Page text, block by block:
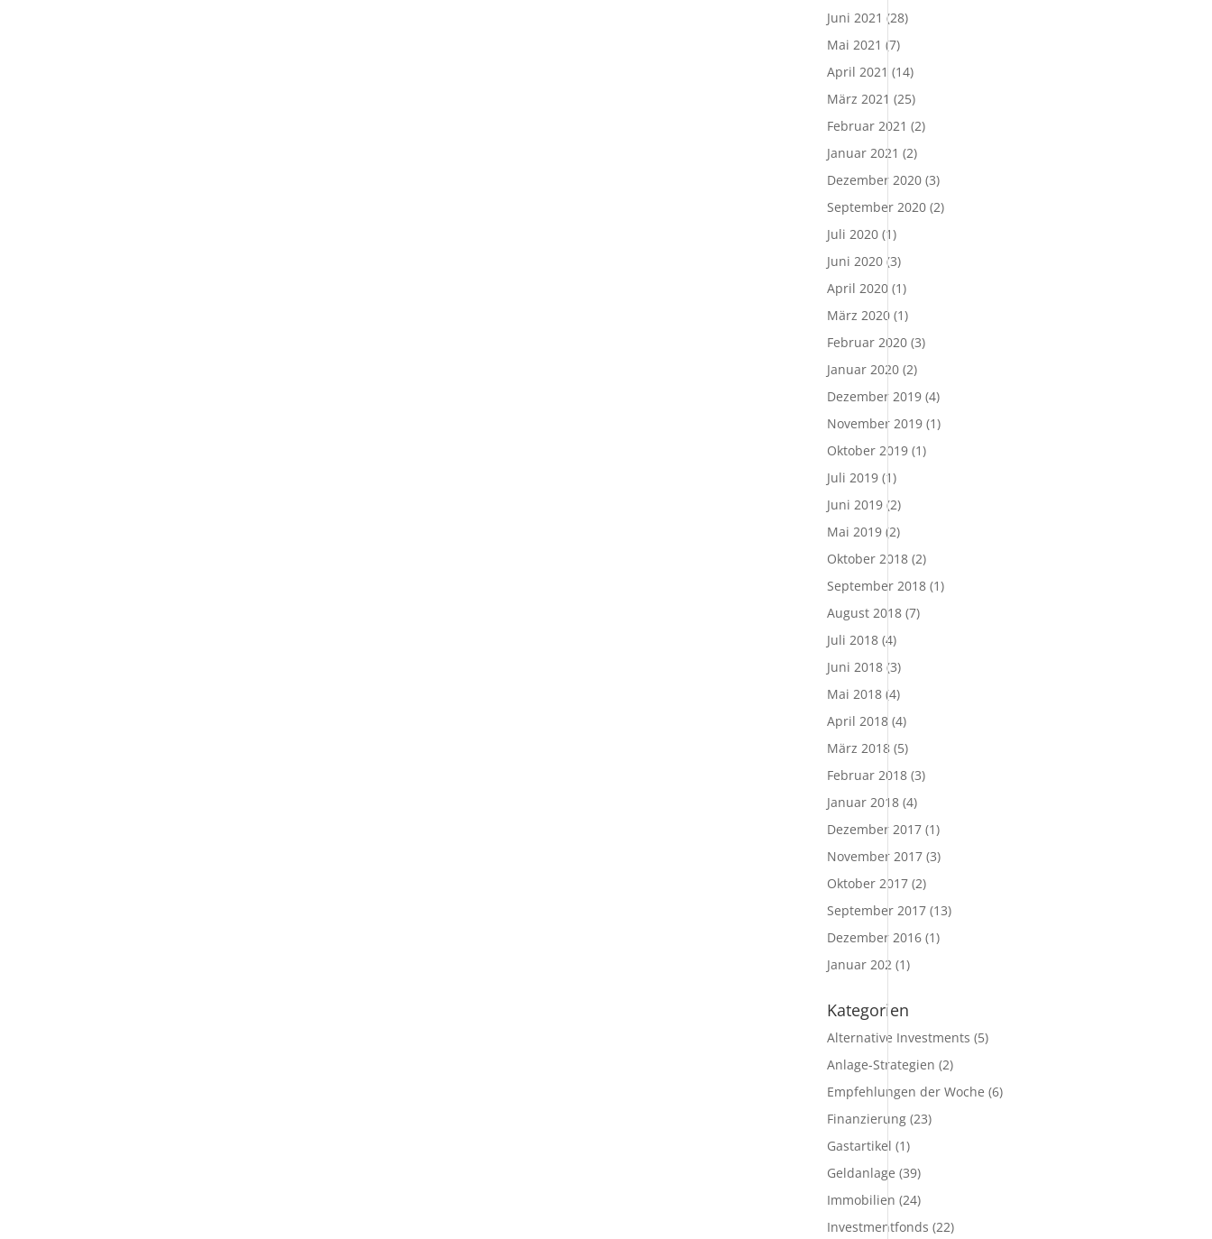
Juni 2021 (28)
Mai 2021 (7)
April 2021 (14)
März 2021 (25)
Februar 2021 (2)
Januar 2021 (2)
Dezember 2020 (3)
September 2020 (2)
Juli 2020 (1)
Juni 2020 (3)
April 2020 (1)
März 2020 (1)
Februar 2020 (3)
Januar 2020 (2)
Dezember 2019 (4)
November 2019 (1)
Oktober 2019 (1)
Juli 2019 (1)
Juni 2019 (2)
Mai 2019 (2)
Oktober 2018 (2)
September 2018 (1)
August 2018 (7)
Juli 2018 (4)
Juni 2018 (3)
Mai 2018 (4)
April 2018 (4)
März 2018 (5)
Februar 2018 (3)
Januar 2018 (4)
Dezember 2017 (1)
November 2017 (3)
Oktober 2017 (2)
September 2017 (13)
Dezember 2016 (1)
Januar 202 (1)
Kategorien
Alternative Investments (5)
Anlage-Strategien (2)
Empfehlungen der Woche (6)
Finanzierung (23)
Gastartikel (1)
Geldanlage (39)
Immobilien (24)
Investmentfonds (22)